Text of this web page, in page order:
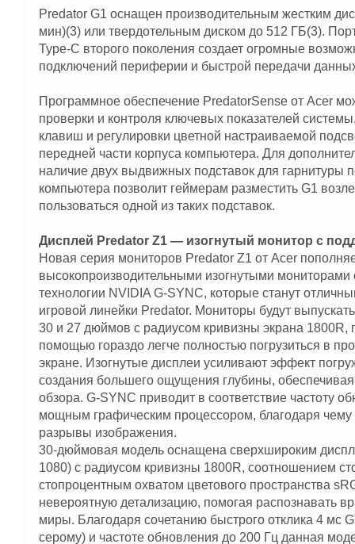
Predator G1 оснащен производительным жестким
мин)(3) или твердотельным диском до 512 ГБ(3).
Type-C второго поколения создает огромные
подключений периферии и быстрой передачи
Программное обеспечение PredatorSense от Acer
проверки и контроля ключевых показателей
клавиш и регулировки цветной настраиваемой
передней части корпуса компьютера. Для
наличие двух выдвижных подставок для гарнитуры
компьютера позволит геймерам разместить G1
пользоваться одной из таких подставок.
Дисплей Predator Z1 — изогнутый монитор с
Новая серия мониторов Predator Z1 от Acer
высокопроизводительными изогнутыми мониторами
технологии NVIDIA G-SYNC, которые станут
игровой линейки Predator. Мониторы будут
30 и 27 дюймов с радиусом кривизны экрана 1800R,
помощью гораздо легче полностью погрузиться в
экране. Изогнутые дисплеи усиливают эффект
создания большего ощущения глубины,
обзора. G-SYNC приводит в соответствие частоту
мощным графическим процессором, благодаря чему
разрывы изображения.
30-дюймовая модель оснащена сверхшироким
1080) с радиусом кривизны 1800R, соотношением
стопроцентным охватом цветового пространства
невероятную детализацию, помогая распознавать
миры. Благодаря сочетанию быстрого отклика 4 мс
серому) и частоте обновления до 200 Гц данная